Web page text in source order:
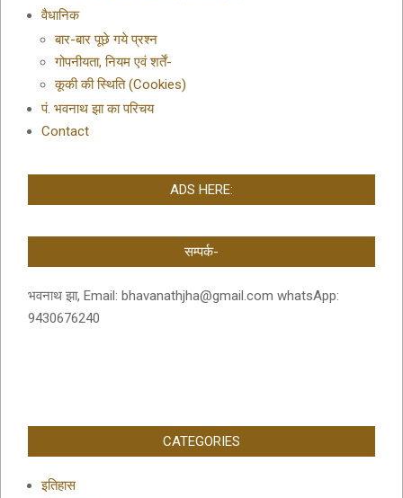
वैधानिक
बार-बार पूछे गये प्रश्न
गोपनीयता, नियम एवं शर्तें-
कूकी की स्थिति (Cookies)
पं. भवनाथ झा का परिचय
Contact
ADS HERE:
सम्पर्क-
भवनाथ झा, Email: bhavanathjha@gmail.com whatsApp:
9430676240
CATEGORIES
इतिहास